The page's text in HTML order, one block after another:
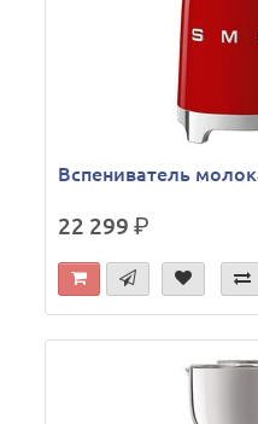
Вспениватель
22 299р.